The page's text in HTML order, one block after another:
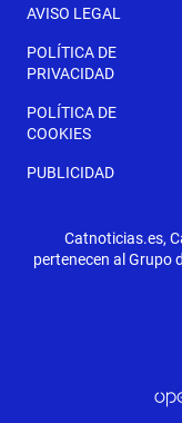
AVISO LEGAL
POLÍTICA DE
PRIVACIDAD
POLÍTICA DE
COOKIES
PUBLICIDAD
Catnoticias.es,
pertenecen al Grupo